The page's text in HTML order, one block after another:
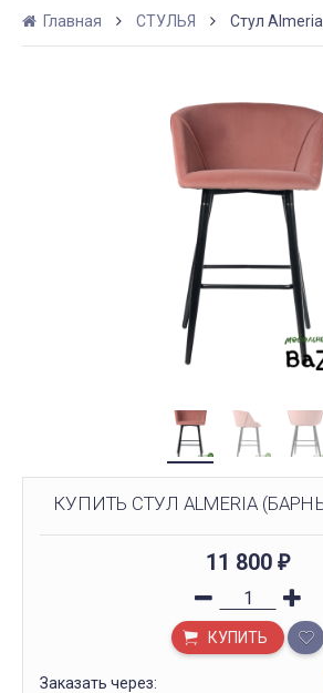
Главная СТУЛЬЯ Стул
КУПИТЬ СТУЛ ALMERIA
11 800 ₽
КУПИТЬ
Заказать через: